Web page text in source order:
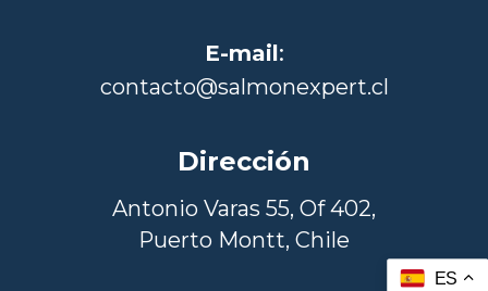
E-mail:
contacto@salmonexpert.cl
Dirección
Antonio Varas 55, Of 402,
Puerto Montt, Chile
ES